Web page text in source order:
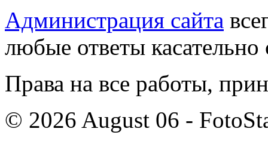
Администрация сайта
любые ответы касательно
Права на все работы,
© 2026 August 06 -